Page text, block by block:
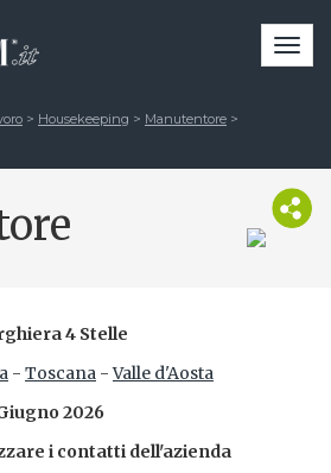
> Housekeeping > Manutentore >
4 Stelle
- Toscana -Valle d'Aosta
2026
i contatti dell'azienda